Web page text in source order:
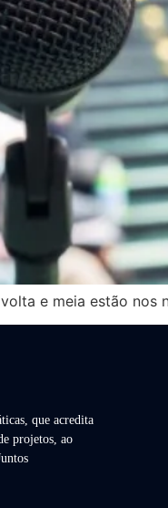
e meia estão
que acredita
projetos, ao